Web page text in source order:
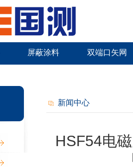
屏蔽涂料 双端口矢网
新闻中心
HSF54电